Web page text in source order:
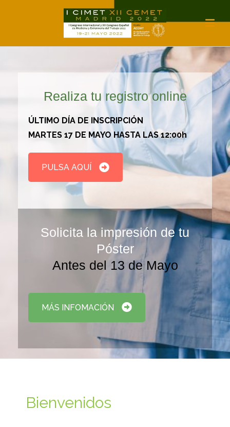
Realiza tu registro online
ÚLTIMO DÍA DE INSCRIPCIÓN
MARTES 17 DE MAYO HASTA LAS 12:00h
PULSA AQUÍ
Solicita la impresión de tu
Póster
Antes del 13 de Mayo
MÁS INFOMACIÓN
Bienvenidos